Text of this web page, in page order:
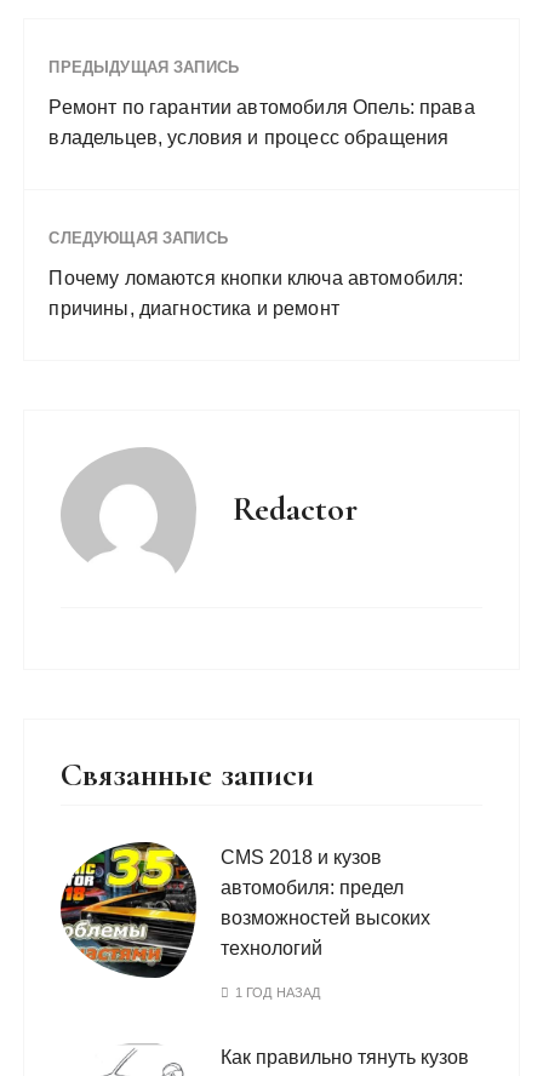
ПРЕДЫДУЩАЯ ЗАПИСЬ
Ремонт по гарантии автомобиля Опель: права
владельцев, условия и процесс обращения
СЛЕДУЮЩАЯ ЗАПИСЬ
Почему ломаются кнопки ключа автомобиля:
причины, диагностика и ремонт
Redactor
Связанные записи
CMS 2018 и кузов
автомобиля: предел
возможностей высоких
технологий
1 ГОД НАЗАД
Как правильно тянуть кузов